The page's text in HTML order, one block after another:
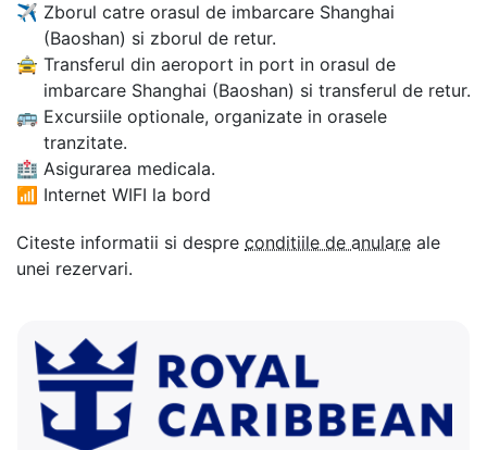
✈ Zborul catre orasul de imbarcare Shanghai
(Baoshan) si zborul de retur.
🚖 Transferul din aeroport in port in orasul de
imbarcare Shanghai (Baoshan) si transferul de retur.
🚌 Excursiile optionale, organizate in orasele
tranzitate.
🏥 Asigurarea medicala.
📶 Internet WIFI la bord
Citeste informatii si despre conditiile de anulare ale
unei rezervari.